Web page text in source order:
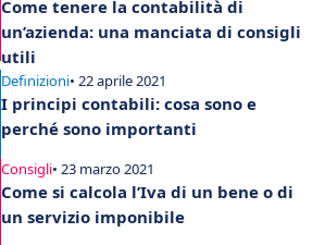
Come tenere la contabilità di
un’azienda: una manciata di consigli
utili
Definizioni• 22 aprile 2021
I principi contabili: cosa sono e
perché sono importanti
Consigli• 23 marzo 2021
Come si calcola l’Iva di un bene o di
un servizio imponibile